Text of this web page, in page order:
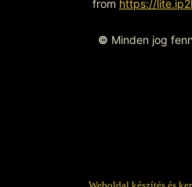
from https://
© Minden jog